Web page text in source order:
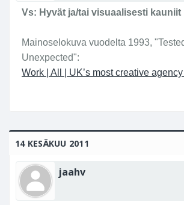
Vs: Hyvät ja/tai visuaalisesti kauniit
Mainoselokuva vuodelta 1993,
Unexpected":
Work | All | UK’s most creative
14 KESÄKUU 2011
jaahv